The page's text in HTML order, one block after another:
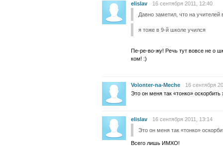
elislav
16 сентября 2011, 12:40
Давно заметил, что на учителей
я тоже в 9-й школе учился
Пе-ре-во-жу! Речь тут вовсе не о
ком! :)
Volonter-na-Meche
16 сентября
Это он меня так «тонко» оскорбить
elislav
16 сентября 2011, 13:14
Это он меня так «тонко»
Всего лишь ИМХО!